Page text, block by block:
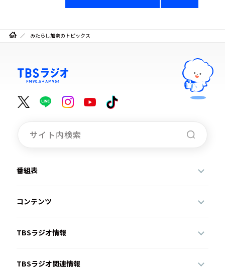
みたらし加奈のトピックス
番組表
コンテンツ
TBSラジオ情報
TBSラジオ関連情報